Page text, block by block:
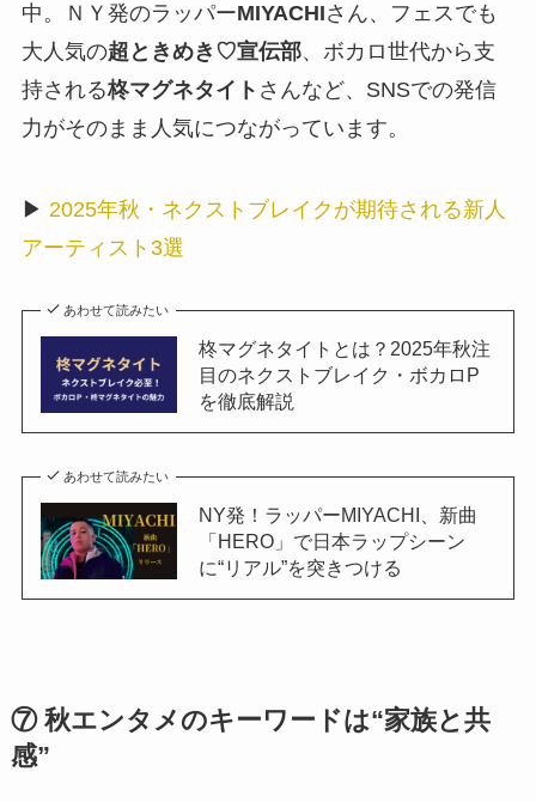
中。ＮＹ発のラッパーMIYACHIさん、フェスでも
大人気の超ときめき♡宣伝部、ボカロ世代から支
持される柊マグネタイト さんなど、SNSでの発信
力がそのまま人気につながっています。
▶︎ 2025年秋・ネクストブレイクが期待される新人
アーティスト3選
あわせて読みたい
柊マグネタイトとは？2025年秋注
目のネクストブレイク・ボカロP
を徹底解説
あわせて読みたい
NY発！ラッパーMIYACHI、新曲
「HERO」で日本ラップシーン
に“リアル”を突きつける
⑦ 秋エンタメのキーワードは“家族と共
感”